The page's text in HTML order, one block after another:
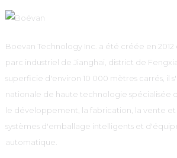
Boevan Technology Inc. a été créée en 2012
parc industriel de Jianghai, district de
superficie d'environ 10 000 mètres carrés, il
nationale de haute technologie spécialisée
le développement, la fabrication, la vente et
systèmes d'emballage intelligents et
automatique.